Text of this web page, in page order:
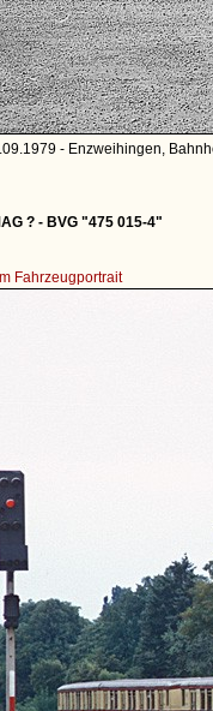
- Enzweihingen,
? - BVG "475 015-4"
Fahrzeugportrait